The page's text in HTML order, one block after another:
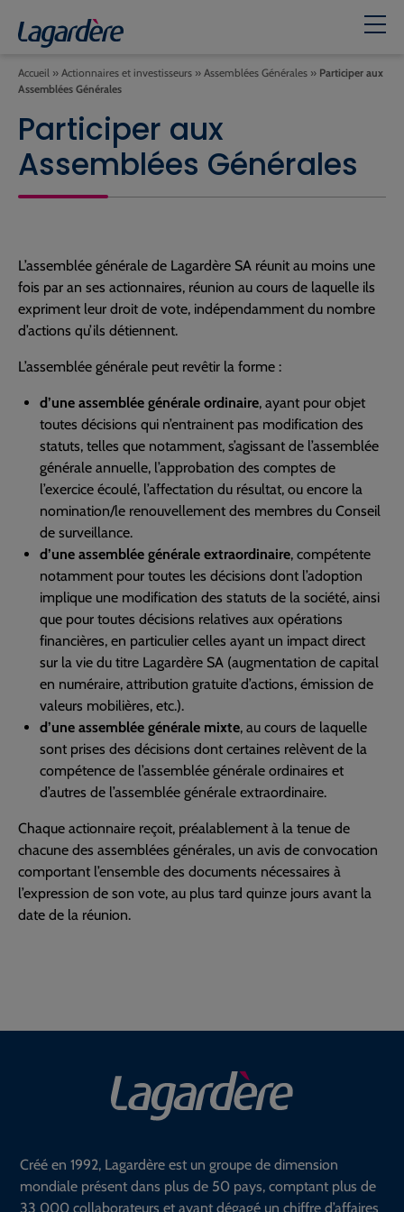
Accueil » Actionnaires et investisseurs » Assemblées Générales » Participer aux
Assemblées Générales
Participer aux
Assemblées Générales
L’assemblée générale de Lagardère SA réunit au moins une
fois par an ses actionnaires, réunion au cours de laquelle ils
expriment leur droit de vote, indépendamment du nombre
d’actions qu’ils détiennent.
L’assemblée générale peut revêtir la forme :
d’une assemblée générale ordinaire, ayant pour objet
toutes décisions qui n’entrainent pas modification des
statuts, telles que notamment, s’agissant de l’assemblée
générale annuelle, l’approbation des comptes de
l’exercice écoulé, l’affectation du résultat, ou encore la
nomination/le renouvellement des membres du Conseil
de surveillance.
d’une assemblée générale extraordinaire, compétente
notamment pour toutes les décisions dont l’adoption
implique une modification des statuts de la société, ainsi
que pour toutes décisions relatives aux opérations
financières, en particulier celles ayant un impact direct
sur la vie du titre Lagardère SA (augmentation de capital
en numéraire, attribution gratuite d’actions, émission de
valeurs mobilières, etc.).
d’une assemblée générale mixte, au cours de laquelle
sont prises des décisions dont certaines relèvent de la
compétence de l’assemblée générale ordinaires et
d’autres de l’assemblée générale extraordinaire.
Chaque actionnaire reçoit, préalablement à la tenue de
chacune des assemblées générales, un avis de convocation
comportant l’ensemble des documents nécessaires à
l’expression de son vote, au plus tard quinze jours avant la
date de la réunion.
Créé en 1992, Lagardère est un groupe de dimension
mondiale présent dans plus de 50 pays, comptant plus de
33 000 collaborateurs et ayant dégagé un chiffre d’affaires